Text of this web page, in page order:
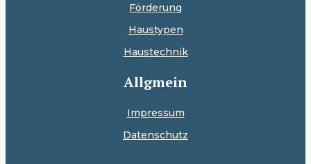
Förderung
Haustypen
Haustechnik
Allgmein
Impressum
Datenschutz